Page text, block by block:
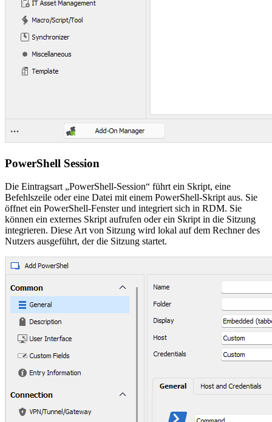
PowerShell Session
Die Eintragsart „PowerShell-Session“ führt ein Skript, eine
Befehlszeile oder eine Datei mit einem PowerShell-Skript aus. Sie
öffnet ein PowerShell-Fenster und integriert sich in RDM. Sie
können ein externes Skript aufrufen oder ein Skript in die Sitzung
integrieren. Diese Art von Sitzung wird lokal auf dem Rechner des
Nutzers ausgeführt, der die Sitzung startet.